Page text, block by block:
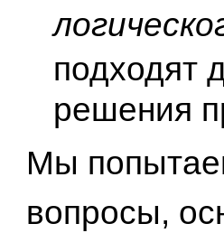
подходят
решения
Мы
вопросы,